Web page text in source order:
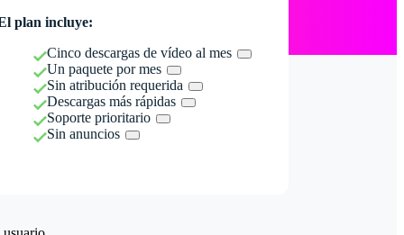
plan incluye:
Cinco descargas de vídeo al mes
Un paquete por mes
Sin atribución requerida
Descargas más rápidas
Soporte prioritario
Sin anuncios